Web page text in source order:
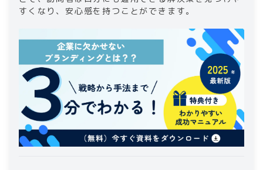
すくなり、安心感を持つことができます。